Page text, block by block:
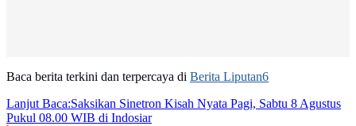
Baca berita terkini dan terpercaya di Berita Liputan6
Lanjut Baca:Saksikan Sinetron Kisah Nyata Pagi, Sabtu 8 Agustus
Pukul 08.00 WIB di Indosiar